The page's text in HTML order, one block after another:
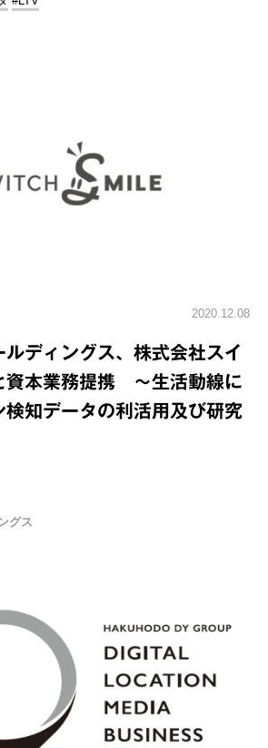
2020.12.08
ディングス、株式会社スイ
資本業務提携 ～⽣活動線に
検知データの利活⽤及び研究
グス